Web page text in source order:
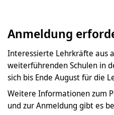
Anmeldung
Interessierte Lehrkräfte aus
weiterführenden Schulen in
sich bis Ende August für die
Weitere Informationen zum
und zur Anmeldung gibt es